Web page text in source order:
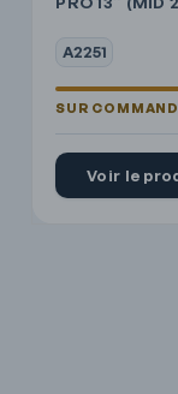
A2251
Voir le